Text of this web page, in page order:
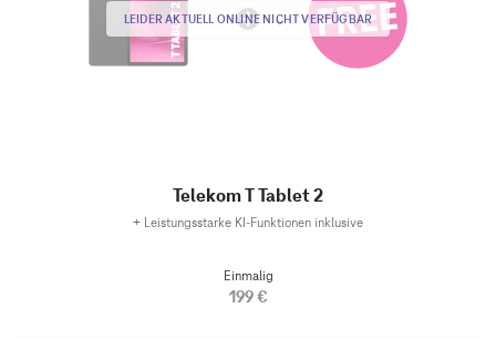
LEIDER AKTUELL ONLINE NICHT VERFÜGBAR
Telekom T Tablet 2
+ Leistungsstarke KI-Funktionen inklusive
Einmalig
199 €